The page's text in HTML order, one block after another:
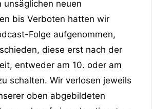
unsäglichen neuen
bis Verboten hatten wir
Folge aufgenommen,
diese erst nach der
entweder am 10. oder am
schalten. Wir verlosen jeweils
oben abgebildeten